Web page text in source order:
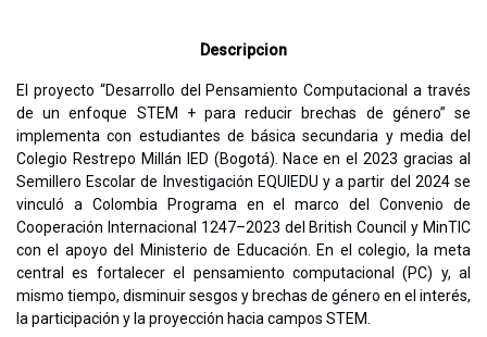
Descripcion
El proyecto “Desarrollo del Pensamiento Computacional a través
de un enfoque STEM +para reducir brechas de género” se
implementa con estudiantes de básica secundaria y media del
Colegio Restrepo Millán IED (Bogotá). Nace en el 2023 gracias al
Semillero Escolar de Investigación EQUIEDU y a partir del 2024 se
vinculó a Colombia Programa en el marco del Convenio de
Cooperación Internacional 1247–2023 del British Council y MinTIC
con el apoyo del Ministerio de Educación. En el colegio, la meta
central es fortalecer el pensamiento computacional (PC) y, al
mismo tiempo, disminuir sesgos y brechas de género en el interés,
la participación y la proyección hacia campos STEM.